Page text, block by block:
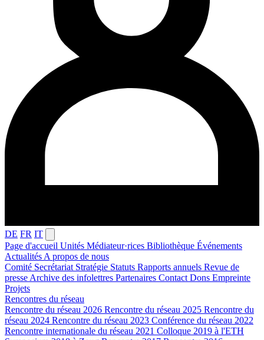
DE FR IT
Page d'accueil Unités Médiateur·rices Bibliothèque Événements
Actualités A propos de nous
Comité Secrétariat Stratégie Statuts Rapports annuels Revue de
presse Archive des infolettres Partenaires Contact Dons Empreinte
Projets
Rencontres du réseau
Rencontre du réseau 2026 Rencontre du réseau 2025 Rencontre du
réseau 2024 Rencontre du réseau 2023 Conférence du réseau 2022
Rencontre internationale du réseau 2021 Colloque 2019 à l'ETH